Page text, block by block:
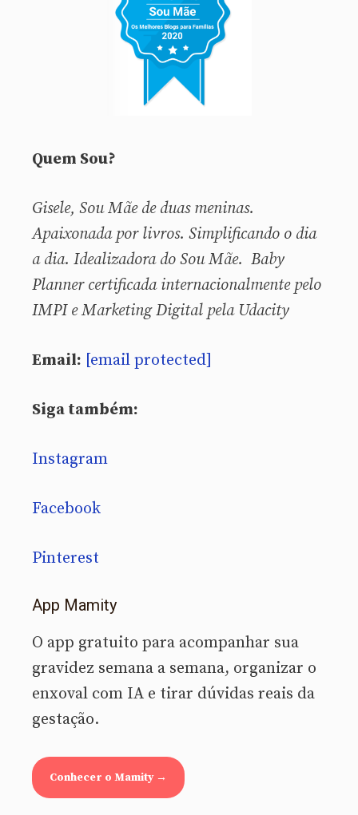
Quem Sou?
Gisele, Sou Mãe de duas meninas.
Apaixonada por livros. Simplificando o dia
a dia. Idealizadora do Sou Mãe. Baby
Planner certificada internacionalmente pelo
IMPI e Marketing Digital pela Udacity
Email: [email protected]
Siga também:
Instagram
Facebook
Pinterest
App Mamity
O app gratuito para acompanhar sua
gravidez semana a semana, organizar o
enxoval com IA e tirar dúvidas reais da
gestação.
Conhecer o Mamity →